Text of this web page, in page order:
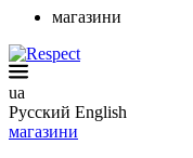
магазини
ua
Русский English
магазини